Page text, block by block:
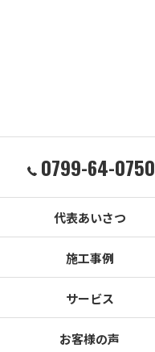
0799-64-0750
代表あいさつ
施工事例
サービス
お客様の声